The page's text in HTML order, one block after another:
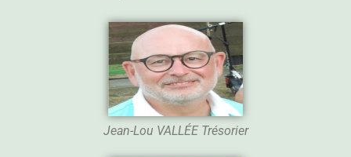
Jean-Lou VALLÉE Trésorier